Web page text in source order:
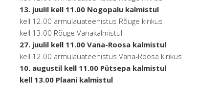
13. juulil kell 11.00 Nogopalu kalmistul
kell 12.00 armulauateenistus Rõuge kirikus
kell 13.00 Rõuge Vanakalmistul
27. juulil kell 11.00 Vana-Roosa kalmistul
kell 12.00 armulauateenistus Vana-Roosa kirikus
10. augustil kell 11.00 Pütsepa kalmistul
kell 13.00 Plaani kalmistul